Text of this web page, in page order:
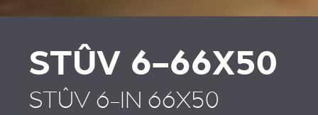
STÛV 6-66X50
STÛV 6-IN 66X50